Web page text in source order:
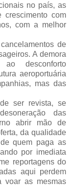
no país, as
crescimento com
com a melhor
de
A demora
desconforto
aeroportuária
mas das
ser revista, se
das
abrir mão de
da qualidade
quem paga as
por imediata
reportagens do
aqui perdem
voar as mesmas